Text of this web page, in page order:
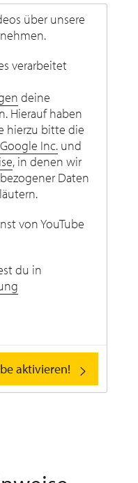
über unsere
verarbeitet
deine
Hierauf haben
hierzu bitte die
Inc. und
, in denen wir
Daten
von YouTube
du in
aktivieren!